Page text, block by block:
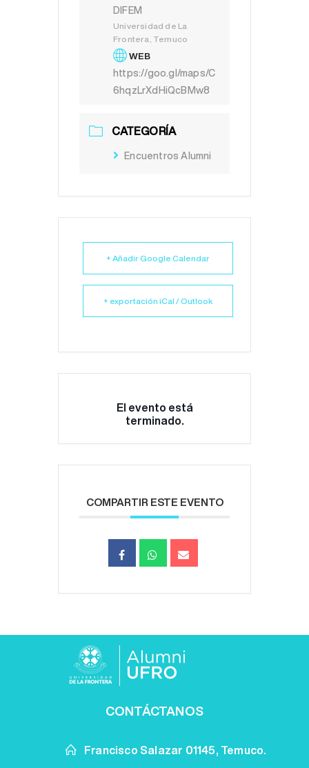
DIFEM
Universidad de La
Frontera, Temuco
WEB
https://goo.gl/maps/C
6hqzLrXdHiQcBMw8
CATEGORÍA
Encuentros Alumni
+ Añadir Google Calendar
+ exportación iCal / Outlook
El evento está
terminado.
COMPARTIR ESTE EVENTO
CONTÁCTANOS
Francisco Salazar 01145, Temuco.